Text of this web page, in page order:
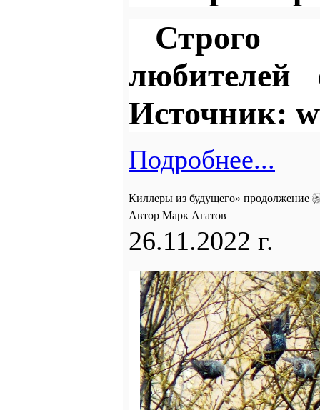
Строго
любителей
Источник:
Подробнее...
Киллеры из будущего» продолжение
Автор Марк Агатов
26.11.2022 г.